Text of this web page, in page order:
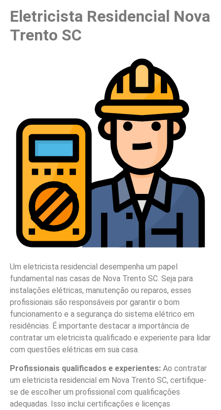
Eletricista Residencial Nova
Trento SC
Um eletricista residencial desempenha um papel
fundamental nas casas de Nova Trento SC. Seja para
instalações elétricas, manutenção ou reparos, esses
profissionais são responsáveis por garantir o bom
funcionamento e a segurança do sistema elétrico em
residências. É importante destacar a importância de
contratar um eletricista qualificado e experiente para lidar
com questões elétricas em sua casa.
Profissionais qualificados e experientes: Ao contratar
um eletricista residencial em Nova Trento SC, certifique-
se de escolher um profissional com qualificações
adequadas. Isso inclui certificações e licenças